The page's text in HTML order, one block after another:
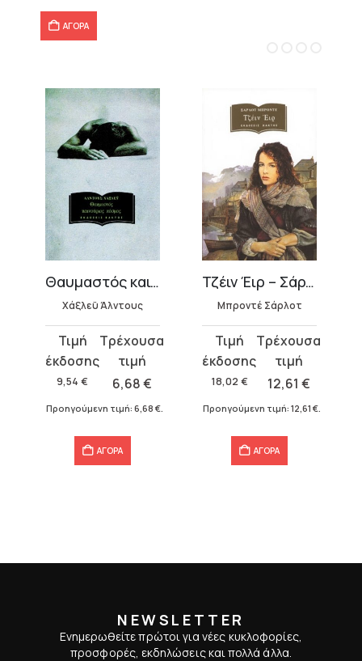
ΑΓΟΡΑ
Θαυμαστός καινούργιος κόσμος
Χάξλεϋ Άλντους
9,54 €
Original
price
was:
9,54 €.
6,68€
τρέχουσα
τιμή
Προηγούμενη τιμή: 6,68 €
ΑΓΟΡΑ
Τζέιν Έιρ – Σάρλοτ Μπροντέ
Μπροντέ Σάρλοτ
18,02 €
Original
price
was:
18,02 €.
12,61 €
τρέχουσα
τιμή
Προηγούμενη τιμή: 12,61 €.
ΑΓΟΡΑ
NEWSLETTER
Ενημερωθείτε πρώτοι για νέες κυκλοφορίες,
προσφορές, εκδηλώσεις και πολλά άλλα.